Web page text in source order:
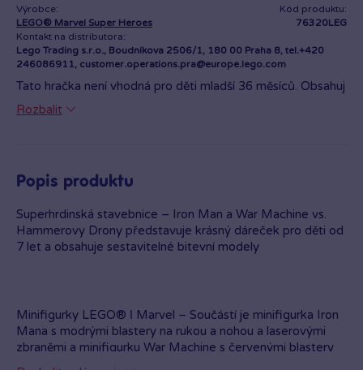
Výrobce:
LEGO® Marvel Super Heroes
Kód produktu:
76320LEG
Kontakt na distributora:
Lego Trading s.r.o., Boudníkova 2506/1, 180 00 Praha 8, tel.+420
246086911, customer.operations.pra@europe.lego.com
Tato hračka není vhodná pro děti mladší 36 měsíců. Obsahuj
malé části, kteeré mohou být vdechnuty nebo polknuty.
Hračka je ve shodě se základními požadavky na
Rozbalit
Popis produktu
Superhrdinská stavebnice – Iron Man a War Machine vs.
Hammerovy Drony představuje krásný dáreček pro děti od
7 let a obsahuje sestavitelné bitevní modely
Minifigurky LEGO® ǀ Marvel – Součástí je minifigurka Iron
Mana s modrými blastery na rukou a nohou a laserovými
zbraněmi a minifigurku War Machine s červenými blastery